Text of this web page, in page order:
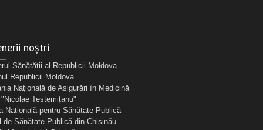
noștri
Sănătății al Republicii Moldova
Republicii Moldova
Naţională de Asigurări în Medicină
Testemițanu"
Națională pentru Sănătate Publică
de Sănătate Publică din Chișinău